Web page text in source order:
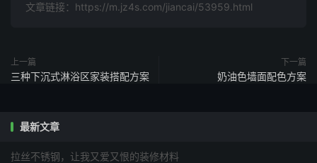
文章链接：https://m.jz4s.com/jiancai/53959.html
上一篇
三种下沉式淋浴区家装搭配方案
下一篇
奶油色墙面配色方案
最新文章
拉丝不锈钢，让我又爱又恨的装修材料